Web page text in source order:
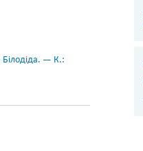
Білодіда. — К.: